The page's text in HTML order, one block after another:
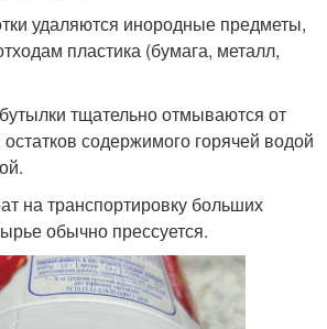
удаляются инородные предметы,
пластика (бумага, металл,
тщательно отмываются от
содержимого горячей водой
на транспортировку больших
обычно прессуется.